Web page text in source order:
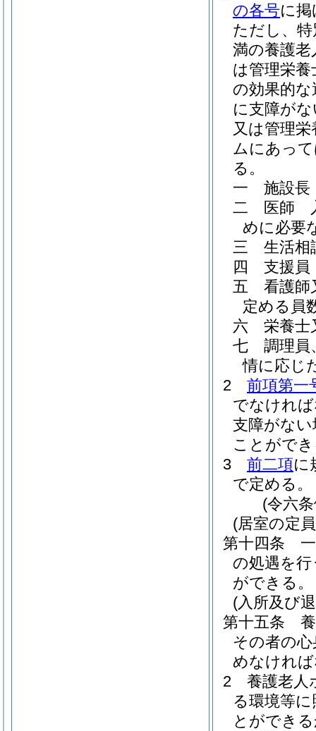
の各号に
ただし、
満の養護老
は管理栄
の効果的
に支障が
又は管理
ムにあっ
る。
一
施設
二
医師
めに必要
三
生活
四
支援
五
看護師
定める員
六
栄養
七
調理
情に応じ
2
前項第一
でなけれ
支障がな
ことがで
3
前二項に
で定める。
(令六
(居室の定
第十四条
の処遇を
ができる。
(入所及び
第十五条
その者の
めなけれ
2
養護老人
る環境等
とができ